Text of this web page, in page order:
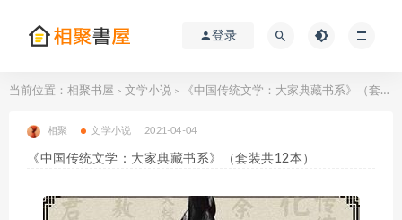
登录
当前位置： 相聚书屋 > 文学小说 > 《中国传统文学：大家典藏书系》（套装共12本）
相聚 文学小说 2021-04-04
《中国传统文学：大家典藏书系》（套装共12本）